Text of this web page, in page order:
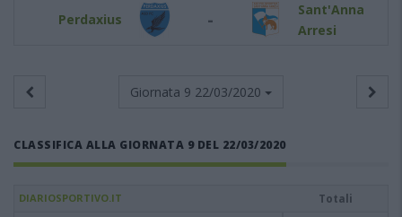
Perdaxius -
Sant'Anna
Arresi
Giornata 9 22/03/2020
CLASSIFICA ALLA GIORNATA 9 DEL 22/03/2020
DIARIOSPORTIVO.IT
Totali